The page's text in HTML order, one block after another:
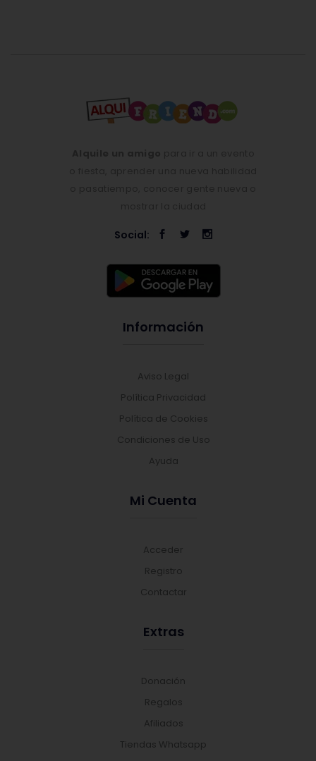
Social:
Información
Aviso Legal
Política Privacidad
Política de Cookies
Condiciones de Uso
Ayuda
Mi Cuenta
Acceder
Registro
Contactar
Extras
Donación
Regalos
Afiliados
Tiendas Whatsapp